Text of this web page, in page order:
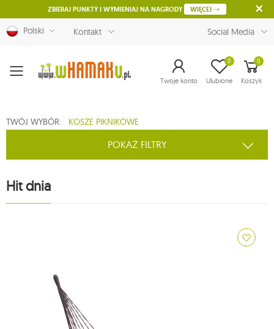
ZBIERAJ PUNKTY I WYMIENIAJ NA NAGRODY WIĘCEJ
Polski Kontakt Social Media
Menu Twoje konto Ulubione
0 0
Koszyk
TWÓJ WYBÓR: KOSZE PIKNIKOWE
POKAŻ FILTRY
Hit dnia